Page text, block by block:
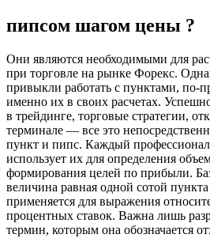
пипсом шагом цены ?
Они являются необходимыми для
при торговле на рынке Форекс.
привыкли работать с пунктами, по-
именно их в своих расчетах.
в трейдинге, торговые стратегии,
терминале — все это
пункт и пипс. Каждый
использует их для определения
формирования целей по прибыли.
величина равная одной сотой
применяется для выражения
процентных ставок. Важна лишь
термин, которым она обозначается